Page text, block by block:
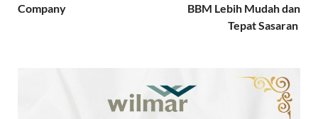
Company
BBM Lebih Mudah dan
Tepat Sasaran